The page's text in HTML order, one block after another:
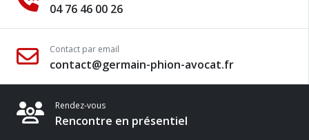
04 76 46 00 26
Contact par email
contact@germain-phion-avocat.fr
Rendez-vous
Rencontre en présentiel